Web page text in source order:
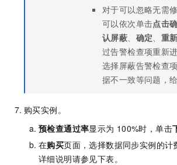
对于可以忽略无需
可以依次单击点击
认屏蔽
确定 重
过告警检查项重新
选择屏蔽告警检查
据不一致等问题，
购买实例。
预检查通过率显示为 100%时，单击
在购买页面，选择数据同步实例的计
详细说明请参见下表。